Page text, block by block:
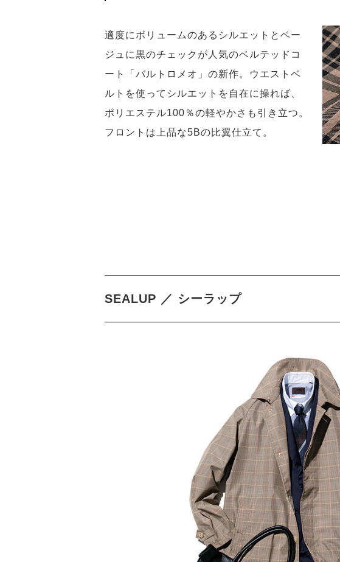
適度にボリュームのあるシルエットとベー
ジュに黒のチェックが人気のベルテッドコ
ート「バルトロメオ」の新作。ウエストベ
ルトを使ってシルエットを自在に操れば、
ポリエステル100％の軽やかさも引き立つ。
フロントは上品な5Bの比翼仕立て。
SEALUP ／ シーラップ